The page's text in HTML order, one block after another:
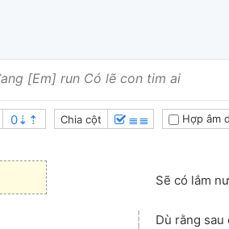
[Em] run Có lẽ con tim ai
Chia cột ≣≣ Hợp âm
Sẽ có lắm
Dù rằng sau